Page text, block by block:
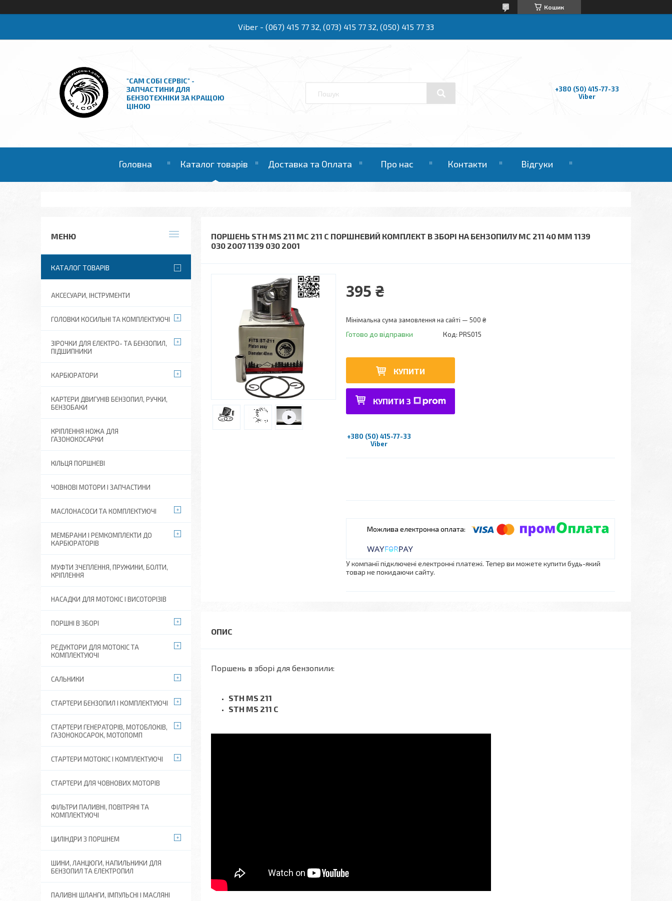
Кошик
Viber - (067) 415 77 32, (073) 415 77 32, (050) 415 77 33
"САМ СОБІ СЕРВІС" -
ЗАПЧАСТИНИ ДЛЯ
БЕНЗОТЕХНІКИ ЗА КРАЩОЮ
ЦІНОЮ
+380 (50) 415-77-33
Viber
Головна Каталог товарів Доставка та Оплата Про нас Контакти Відгуки
ПОРШЕНЬ STH MS 211 МС 211 C ПОРШНЕВИЙ КОМПЛЕКТ В ЗБОРІ НА БЕНЗОПИЛУ МС 211 40 ММ 1139
030 2007 1139 030 2001
395 ₴
Мінімальна сума замовлення на сайті — 500 ₴
Готово до відправки Код: PRS015
КУПИТИ
КУПИТИ З
+380 (50) 415-77-33
Viber
У компанії підключені електронні платежі. Тепер ви можете купити будь-який
товар не покидаючи сайту.
Поршень в зборі для бензопили:
STH MS 211
STH MS 211 C
КАТАЛОГ ТОВАРІВ
АКСЕСУАРИ, ІНСТРУМЕНТИ
ГОЛОВКИ КОСИЛЬНІ ТА КОМПЛЕКТУЮЧІ
ЗІРОЧКИ ДЛЯ ЕЛЕКТРО- ТА БЕНЗОПИЛ,
ПІДШИПНИКИ
КАРБЮРАТОРИ
КАРТЕРИ ДВИГУНІВ БЕНЗОПИЛ, РУЧКИ,
БЕНЗОБАКИ
КРІПЛЕННЯ НОЖА ДЛЯ
ГАЗОНОКОСАРКИ
КІЛЬЦЯ ПОРШНЕВІ
ЧОВНОВІ МОТОРИ І ЗАПЧАСТИНИ
МАСЛОНАСОСИ ТА КОМПЛЕКТУЮЧІ
МЕМБРАНИ І РЕМКОМПЛЕКТИ ДО
КАРБЮРАТОРІВ
МУФТИ ЗЧЕПЛЕННЯ, ПРУЖИНИ, БОЛТИ,
КРІПЛЕННЯ
НАСАДКИ ДЛЯ МОТОКІС І ВИСОТОРІЗІВ
ПОРШНІ В ЗБОРІ
РЕДУКТОРИ ДЛЯ МОТОКІС ТА
КОМПЛЕКТУЮЧІ
САЛЬНИКИ
СТАРТЕРИ БЕНЗОПИЛ І КОМПЛЕКТУЮЧІ
СТАРТЕРИ ГЕНЕРАТОРІВ, МОТОБЛОКІВ,
ГАЗОНОКОСАРОК, МОТОПОМП
СТАРТЕРИ МОТОКІС І КОМПЛЕКТУЮЧІ
СТАРТЕРИ ДЛЯ ЧОВНОВИХ МОТОРІВ
ФІЛЬТРИ ПАЛИВНІ, ПОВІТРЯНІ ТА
КОМПЛЕКТУЮЧІ
ЦИЛІНДРИ З ПОРШНЕМ
ШИНИ, ЛАНЦЮГИ, НАПИЛЬНИКИ ДЛЯ
БЕНЗОПИЛ ТА ЕЛЕКТРОПИЛ
ПАЛИВНІ ШЛАНГИ, ІМПУЛЬСНІ І МАСЛЯНІ